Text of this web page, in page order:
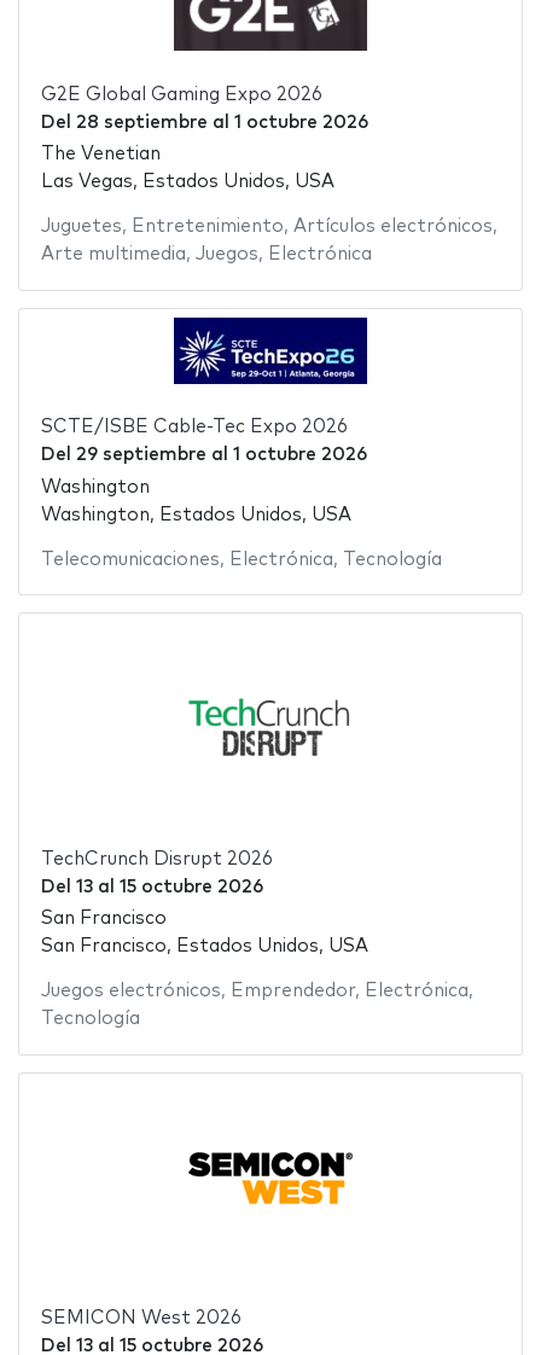
G2E Global Gaming Expo 2026
Del 28 septiembre al 1 octubre 2026
The Venetian
Las Vegas, Estados Unidos, USA
Juguetes, Entretenimiento, Artículos electrónicos,
Arte multimedia, Juegos, Electrónica
SCTE/ISBE Cable-Tec Expo 2026
Del 29 septiembre al 1 octubre 2026
Washington
Washington, Estados Unidos, USA
Telecomunicaciones, Electrónica, Tecnología
TechCrunch Disrupt 2026
Del 13al 15 octubre 2026
San Francisco
San Francisco, Estados Unidos, USA
Juegos electrónicos, Emprendedor, Electrónica,
Tecnología
SEMICON West 2026
Del 13al 15 octubre 2026